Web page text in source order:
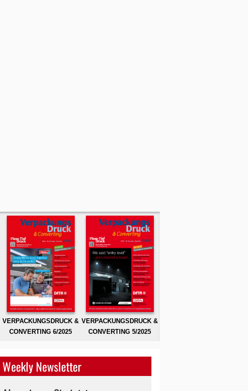
VERPACKUNGSDRUCK &
CONVERTING 6/2025
VERPACKUNGSDRUCK &
CONVERTING 5/2025
Weekly Newsletter